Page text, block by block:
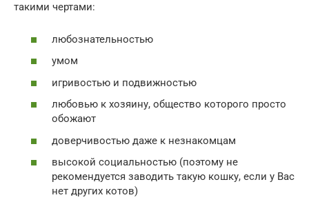
такими чертами:
любознательностью
умом
игривостью и подвижностью
любовью к хозяину, общество которого просто
обожают
доверчивостью даже к незнакомцам
высокой социальностью (поэтому не
рекомендуется заводить такую кошку, если у Вас
нет других котов)